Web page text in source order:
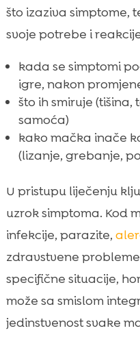
što izaziva simptome,
svoje potrebe i
kada se simptomi
igre, nakon
što ih smiruje
samoća)
kako mačka inače
(lizanje, grebanje,
U pristupu liječenju
uzrok simptoma. Kod
infekcije, parazite,
zdravstvene
specifične situacije,
može sa smislom
jedinstvenost svake